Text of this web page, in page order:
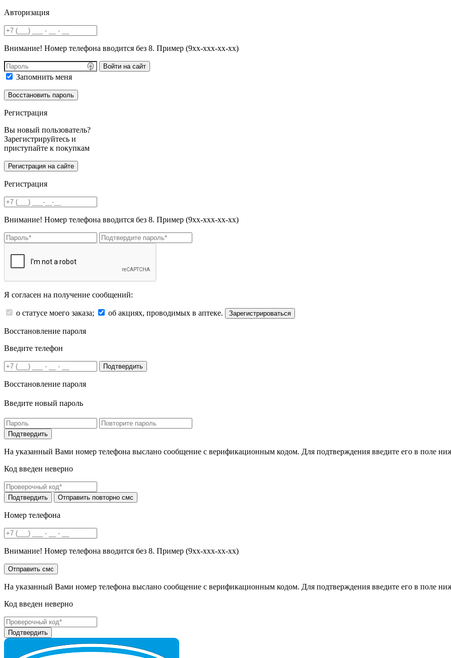
Авторизация
Внимание! Номер телефона вводится без 8. Пример (9хх-ххх-хх-хх)
Войти на сайт
Запомнить меня
Регистрация
Вы новый пользователь?
Зарегистрируйтесь и
приступайте к покупкам
Регистрация
Внимание! Номер телефона вводится без 8. Пример (9хх-ххх-хх-хх)
Я согласен на получение сообщений:
о статусе моего заказа; об акциях, проводимых в аптеке. Зарегистрироваться
Восстановление пароля
Введите телефон
Подтвердить
Восстановление пароля
Введите новый пароль
На указанный Вами номер телефона выслано сообщение с верификационным кодом. Для подтверждения введите его в поле
Код введен неверно
Номер телефона
Внимание! Номер телефона вводится без 8. Пример (9хх-ххх-хх-хх)
На указанный Вами номер телефона выслано сообщение с верификационным кодом. Для подтверждения введите его в поле
Код введен неверно